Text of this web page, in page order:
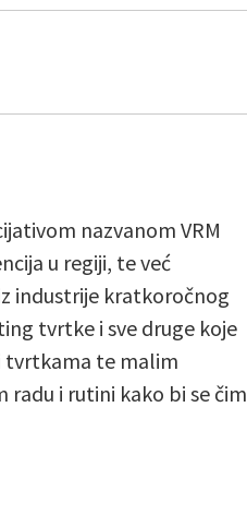
nazvanom VRM
u regiji, te već
industrije kratkoročnog
tvrtke i sve druge koje
tvrtkama te malim
i rutini kako bi se čim